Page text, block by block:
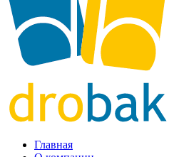
Главная